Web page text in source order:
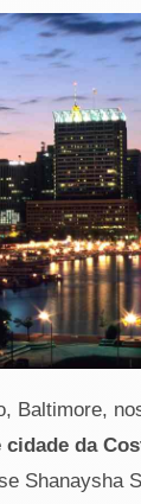
Baltimore,
cidade da
Shanaysha